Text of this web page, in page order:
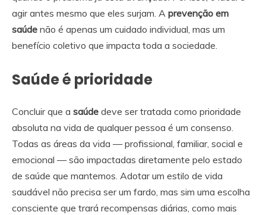
agir antes mesmo que eles surjam. A prevenção em
saúde não é apenas um cuidado individual, mas um
benefício coletivo que impacta toda a sociedade.
Saúde é prioridade
Concluir que a saúde deve ser tratada como prioridade
absoluta na vida de qualquer pessoa é um consenso.
Todas as áreas da vida — profissional, familiar, social e
emocional — são impactadas diretamente pelo estado
de saúde que mantemos. Adotar um estilo de vida
saudável não precisa ser um fardo, mas sim uma escolha
consciente que trará recompensas diárias, como mais